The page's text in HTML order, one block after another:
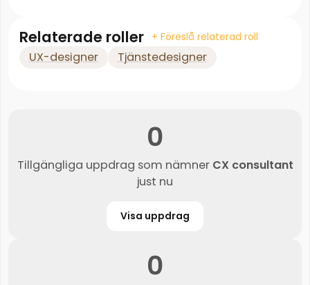
Relaterade roller + Föreslå relaterad roll
UX-designer Tjänstedesigner
0
Tillgängliga uppdrag som nämner CX consultant
just nu
Visa uppdrag
0